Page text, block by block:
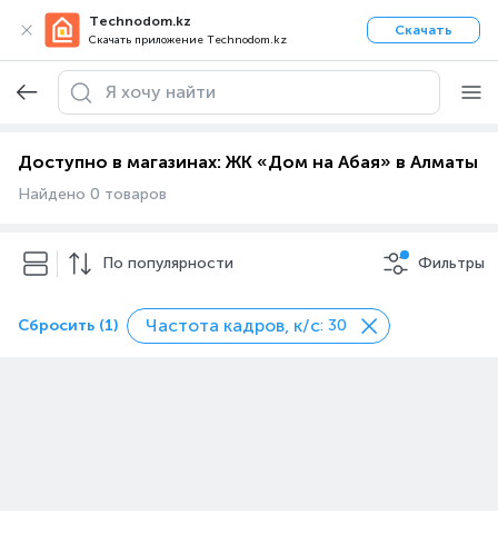
Technodom.kz
Скачать приложение Technodom.kz
Скачать
Доступно в магазинах: ЖК «Дом на Абая» в Алматы
Найдено 0 товаров
По популярности Фильтры
Сбросить (1) Частота кадров, к/с: 30